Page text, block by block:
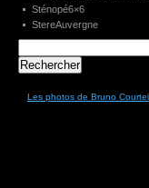
Sténopé6×6
StereAuvergne
Les photos de Bruno